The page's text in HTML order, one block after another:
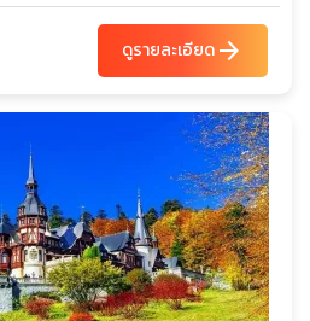
ดูรายละเอียดarrow_forward